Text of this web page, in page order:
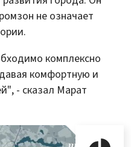
не означает
комплексно
комфортную и
- сказал Марат